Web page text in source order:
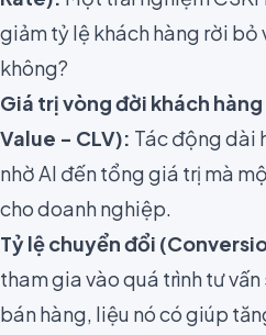
giảm tỷ lệ khách hàng rời
không?
Giá trị vòng đời khách
Value - CLV): Tác động dài
nhờ AI đến tổng giá trị mà
cho doanh nghiệp.
Tỷ lệ chuyển đổi
tham gia vào quá trình tư
bán hàng, liệu nó có giúp